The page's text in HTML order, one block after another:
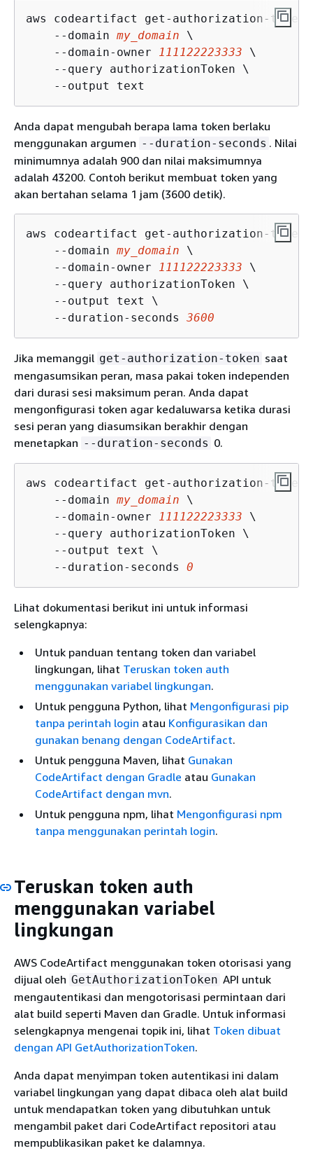
aws codeartifact get-authorization-token
    --domain
my_domain \
    --domain-owner
111122223333 \
    --query authorizationToken \
    --output text
Anda dapat mengubah berapa lama token berlaku
menggunakan argumen --duration-seconds . Nilai
minimumnya adalah 900 dan nilai maksimumnya
adalah 43200. Contoh berikut membuat token yang
akan bertahan selama 1 jam (3600 detik).
aws codeartifact get-authorization-token
    --domain
my_domain \
    --domain-owner
111122223333 \
    --query authorizationToken \
    --output text \
    --duration-seconds
3600
Jika memanggil get-authorization-token saat
mengasumsikan peran, masa pakai token independen
dari durasi sesi maksimum peran. Anda dapat
mengonfigurasi token agar kedaluwarsa ketika durasi
sesi peran yang diasumsikan berakhir dengan
menetapkan --duration-seconds 0.
aws codeartifact get-authorization-token
    --domain
my_domain \
    --domain-owner
111122223333 \
    --query authorizationToken \
    --output text \
    --duration-seconds
0
Lihat dokumentasi berikut ini untuk informasi
selengkapnya:
Untuk panduan tentang token dan variabel
lingkungan, lihat Teruskan token auth
menggunakan variabel lingkungan.
Untuk pengguna Python, lihat Mengonfigurasi pip
tanpa perintah login atau Konfigurasikan dan
gunakan benang dengan CodeArtifact.
Untuk pengguna Maven, lihat Gunakan
CodeArtifact dengan Gradle atau Gunakan
CodeArtifact dengan mvn.
Untuk pengguna npm, lihat Mengonfigurasi npm
tanpa menggunakan perintah login.
Teruskan token auth
menggunakan variabel
lingkungan
AWS CodeArtifact menggunakan token otorisasi yang
dijual oleh GetAuthorizationToken API untuk
mengautentikasi dan mengotorisasi permintaan dari
alat build seperti Maven dan Gradle. Untuk informasi
selengkapnya mengenai topik ini, lihat Token dibuat
dengan API GetAuthorizationToken.
Anda dapat menyimpan token autentikasi ini dalam
variabel lingkungan yang dapat dibaca oleh alat build
untuk mendapatkan token yang dibutuhkan untuk
mengambil paket dari CodeArtifact repositori atau
mempublikasikan paket ke dalamnya.